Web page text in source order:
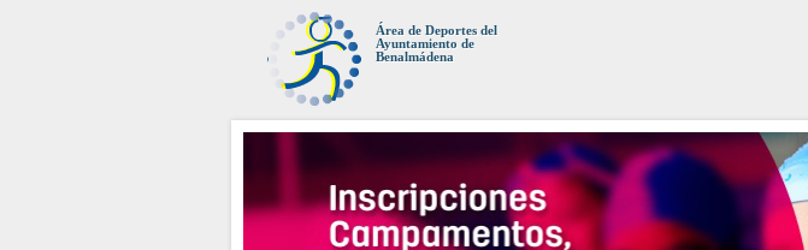
Área de Deportes del
Ayuntamiento de
Benalmádena